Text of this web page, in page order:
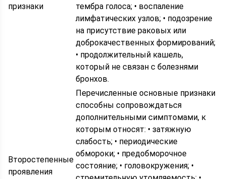
признаки
тембра голоса; • воспаление
лимфатических узлов; • подозрение
на присутствие раковых или
доброкачественных формирований;
• продолжительный кашель,
который не связан с болезнями
бронхов.
Второстепенные
проявления
Перечисленные основные признаки
способны сопровождаться
дополнительными симптомами, к
которым относят: • затяжную
слабость; • периодические
обмороки; • предобморочное
состояние; • головокружения; •